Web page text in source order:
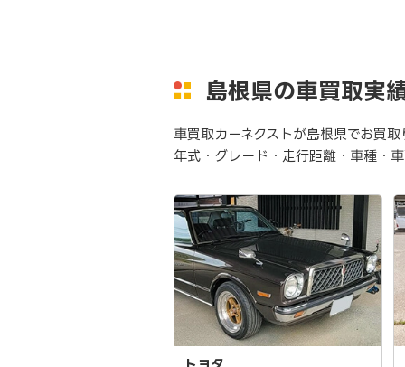
島根県の車買取実
車買取カーネクストが島根県でお買
年式・グレード・走行距離・車種・